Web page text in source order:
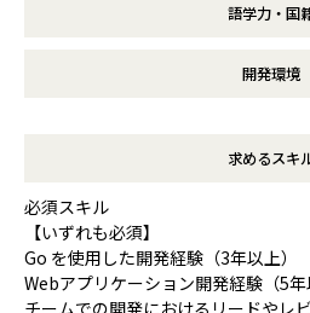
語学力・国
開発環境
求めるスキ
必須スキル
【いずれも必須】
Go を使用した開発経験（3年以上）
Webアプリケーション開発経験（5年
チームでの開発におけるリードやレ